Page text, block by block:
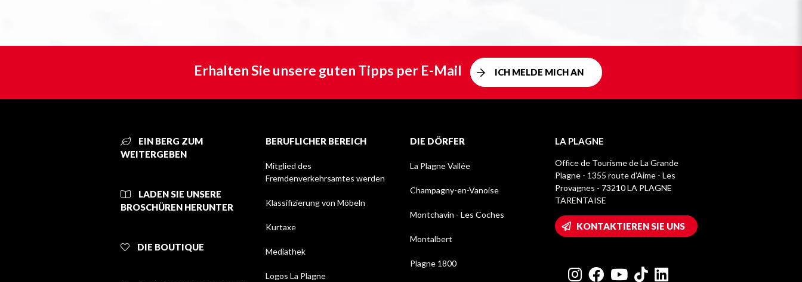
Erhalten Sie unsere guten Tipps per E-Mail ICH MELDE MICH AN
EIN BERG ZUM
WEITERGEBEN
LADEN SIE UNSERE
BROSCHÜREN HERUNTER
DIE BOUTIQUE
BERUFLICHER BEREICH
Mitglied des
Fremdenverkehrsamtes werden
Klassifizierung von Möbeln
Kurtaxe
Mediathek
Logos La Plagne
DIE DÖRFER
La Plagne Vallée
Champagny-en-Vanoise
Montchavin - Les Coches
Montalbert
Plagne 1800
LA PLAGNE
Office de Tourisme de La Grande
Plagne - 1355 route d’Aime - Les
Provagnes - 73210 LA PLAGNE
TARENTAISE
KONTAKTIEREN SIE UNS